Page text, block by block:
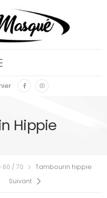
Hippie
60 / 70
Tambourin hippie
Suivant